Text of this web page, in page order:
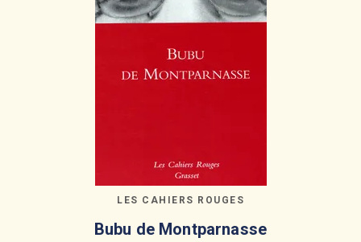
LES CAHIERS ROUGES
Bubu de Montparnasse